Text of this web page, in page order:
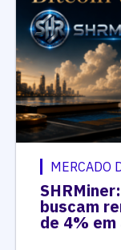
MERCADO
buscam
de 4%